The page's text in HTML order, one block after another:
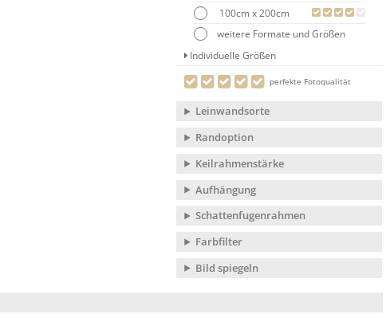
100cm x 200cm
weitere Formate und Größen
Individuelle Größen
perfekte Fotoqualität
Leinwandsorte
Randoption
Keilrahmenstärke
Aufhängung
Schattenfugenrahmen
Farbfilter
Bild spiegeln